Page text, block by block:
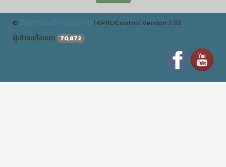
©
|KPRUControl Version 2.112
ผู้เข้าชมทั้งหมด
70,872